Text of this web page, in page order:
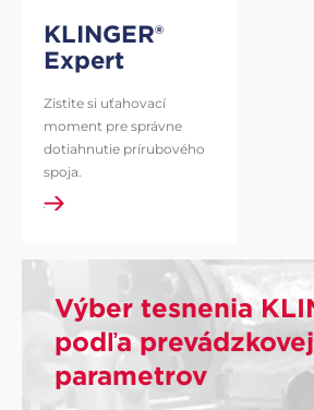
Výber tesnenia
podľa
parametrov
KLINGER®
Expert
Zistite si uťahovací
moment pre správne
dotiahnutie prírubového
spoja.